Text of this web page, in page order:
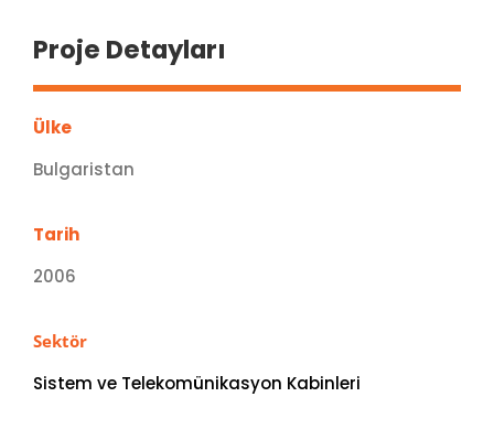
Proje Detayları
Ülke
Bulgaristan
Tarih
2006
Sektör
Sistem ve Telekomünikasyon Kabinleri